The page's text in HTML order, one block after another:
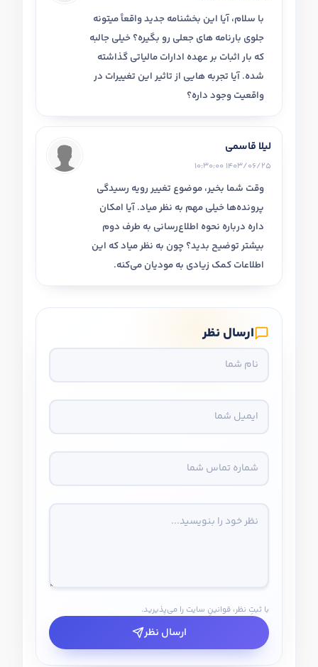
با سلام، آیا این بخشنامه جدید واقعاً میتونه
جلوی بارنامه های جعلی رو بگیره؟ خیلی جالبه
که بار اثبات بر عهده ادارات مالیاتی گذاشته
شده. آیا تجربه هایی از تاثیر این تغییرات در
واقعیت وجود داره؟
لیلا قاسمی
1403/06/25 10:30:00
وقت شما بخیر، موضوع تغییر رویه رسیدگی
پرونده‌ها خیلی مهم به نظر میاد. آیا امکان
داره درباره نحوه اطلاع‌رسانی به طرف دوم
بیشتر توضیح بدید؟ چون به نظر میاد که این
اطلاعات کمک زیادی به مودیان می‌کنه.
ارسال نظر
با ثبتِ نظر، قوانینِ سایت را می‌پذیرید.
ارسال نظر